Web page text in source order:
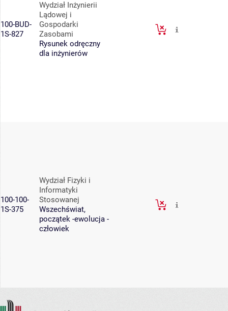
100-BUD-
1S-827
Wydział Inżynierii
Lądowej i
Gospodarki
Zasobami
Rysunek odręczny
dla inżynierów
100-100-
1S-375
Wydział Fizyki i
Informatyki
Stosowanej
Wszechświat,
początek -ewolucja -
człowiek